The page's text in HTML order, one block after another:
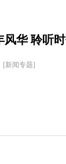
华 聆听
[新闻专题]